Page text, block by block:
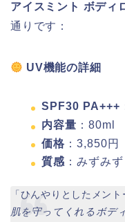
アイスミント ボディ
通りです：
UV機能の詳細
SPF30 PA+++
内容量 ：80ml
価格 ：3,850円
質感 ：みずみ
「ひんやりとしたメント
肌を守ってくれるボデ